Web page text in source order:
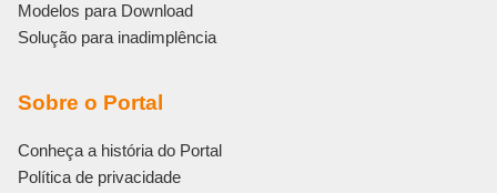
Modelos para Download
Solução para inadimplência
Sobre o Portal
Conheça a história do Portal
Política de privacidade